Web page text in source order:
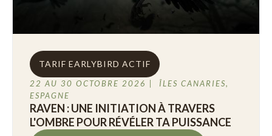
TARIF EARLYBIRD ACTIF
22 AU 30 OCTOBRE 2026 | ÎLES CANARIES,
ESPAGNE
RAVEN : UNE INITIATION À TRAVERS
L'OMBRE POUR RÉVÉLER TA PUISSANCE